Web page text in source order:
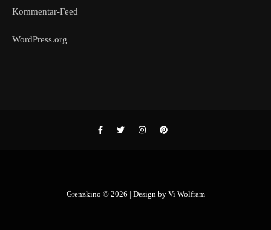
Kommentar-Feed
WordPress.org
Grenzkino © 2026 | Design by Vi Wolfram